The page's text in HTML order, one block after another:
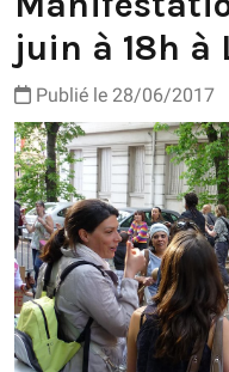
juin à 18h à
Publié le 28/06/2017